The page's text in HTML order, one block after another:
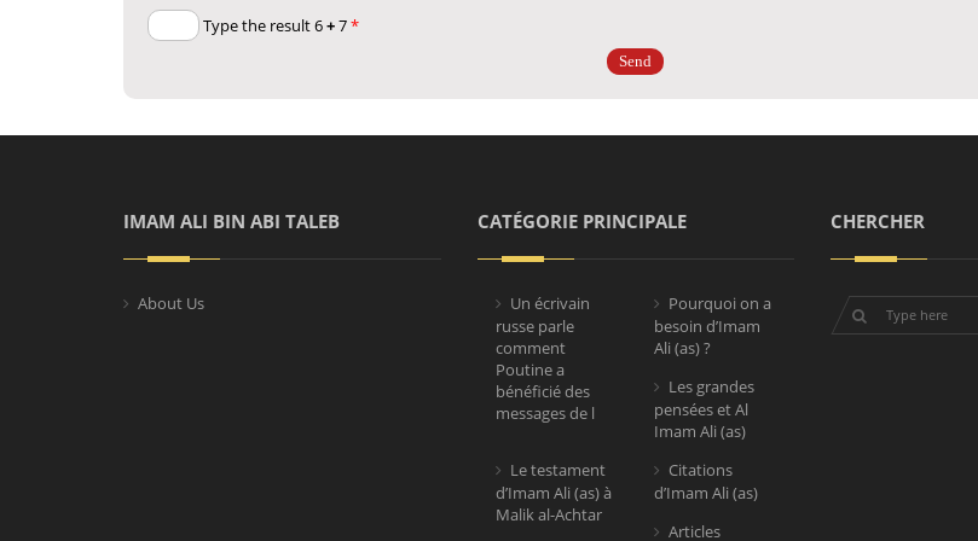
*
Type the result 6
+7
IMAM ALI BIN ABI TALEB
About Us
CATÉGORIE PRINCIPALE
Un écrivain
russe parle
comment
Poutine a
bénéficié des
messages de l
Pourquoi on a
besoin d’Imam
Ali (as) ?
Les grandes
pensées et Al
Imam Ali (as)
Le testament
d’Imam Ali (as) à
Malik al-Achtar
Citations
d’Imam Ali (as)
Articles
CHERCHER